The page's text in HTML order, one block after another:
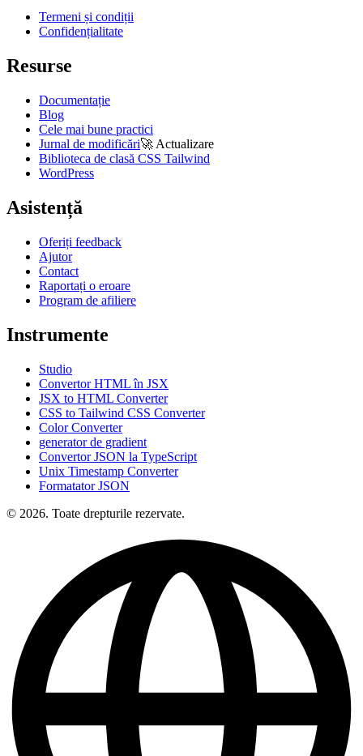
Termeni și condiții
Confidențialitate
Resurse
Documentație
Blog
Cele mai bune practici
Jurnal de modificări🚀 Actualizare
Biblioteca de clasă CSS Tailwind
WordPress
Asistență
Oferiți feedback
Ajutor
Contact
Raportați o eroare
Program de afiliere
Instrumente
Studio
Convertor HTML în JSX
JSX to HTML Converter
CSS to Tailwind CSS Converter
Color Converter
generator de gradient
Convertor JSON la TypeScript
Unix Timestamp Converter
Formatator JSON
© 2026. Toate drepturile rezervate.